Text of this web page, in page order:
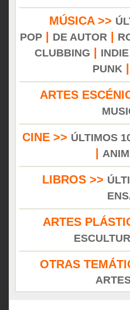
MÚSICA >>
POP| DE AUTOR
CLUBBING
INDIE
PUNK
ARTES
CINE >> ÚLTIMOS
LIBROS >>
ARTES
OTRAS